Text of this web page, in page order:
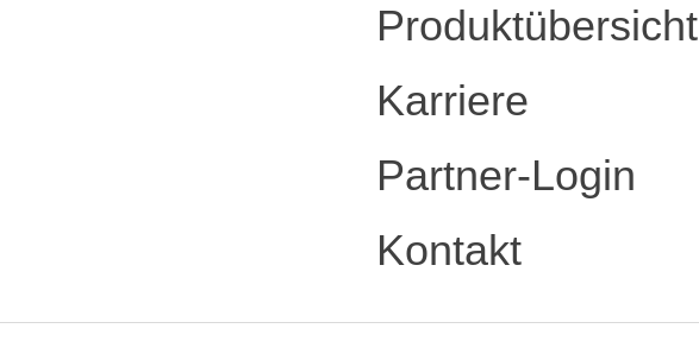
Produktübersicht
Karriere
Partner-Login
Kontakt